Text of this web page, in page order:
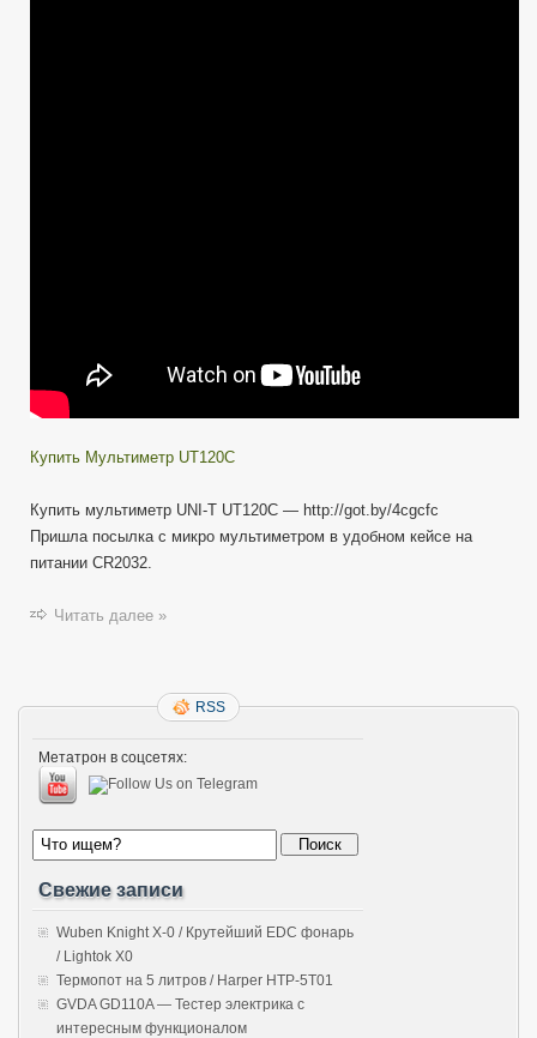
Купить Мультиметр UT120C
Купить мультиметр UNI-T UT120C — http://got.by/4cgcfc
Пришла посылка с микро мультиметром в удобном кейсе на
питании CR2032.
Читать далее »
RSS
Метатрон в соцсетях:
Свежие записи
Wuben Knight X-0 / Крутейший EDC фонарь
/ Lightok X0
Термопот на 5 литров / Harper HTP-5T01
GVDA GD110A — Тестер электрика с
интересным функционалом